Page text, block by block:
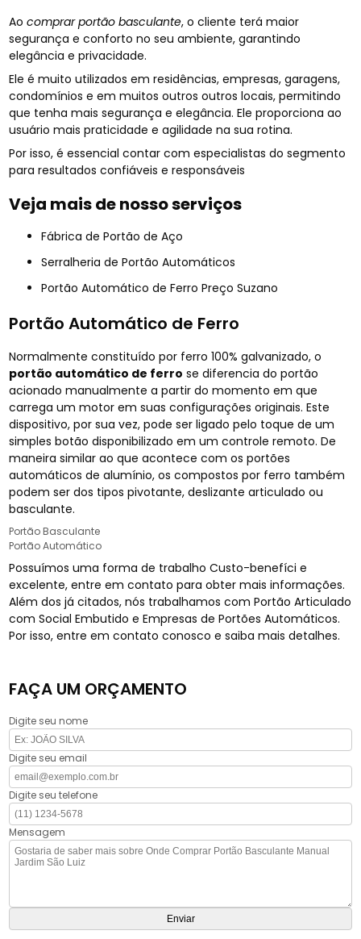
Aocomprar portão basculante, o cliente terá maior
segurança e conforto no seu ambiente, garantindo
elegância e privacidade.
Ele é muito utilizados em residências, empresas, garagens,
condomínios e em muitos outros outros locais, permitindo
que tenha mais segurança e elegância. Ele proporciona ao
usuário mais praticidade e agilidade na sua rotina.
Por isso, é essencial contar com especialistas do segmento
para resultados confiáveis e responsáveis
Veja mais de nosso serviços
Fábrica de Portão de Aço
Serralheria de Portão Automáticos
Portão Automático de Ferro Preço Suzano
Portão Automático de Ferro
Normalmente constituído por ferro 100% galvanizado, o
portão automático de ferro se diferencia do portão
acionado manualmente a partir do momento em que
carrega um motor em suas configurações originais. Este
dispositivo, por sua vez, pode ser ligado pelo toque de um
simples botão disponibilizado em um controle remoto. De
maneira similar ao que acontece com os portões
automáticos de alumínio, os compostos por ferro também
podem ser dos tipos pivotante, deslizante articulado ou
basculante.
Portão Basculante
Portão Automático
Possuímos uma forma de trabalho Custo-benefíci e
excelente, entre em contato para obter mais informações.
Além dos já citados, nós trabalhamos com Portão Articulado
com Social Embutido e Empresas de Portões Automáticos.
Por isso, entre em contato conosco e saiba mais detalhes.
FAÇA UM ORÇAMENTO
Digite seu nome
Digite seu email
Digite seu telefone
Mensagem